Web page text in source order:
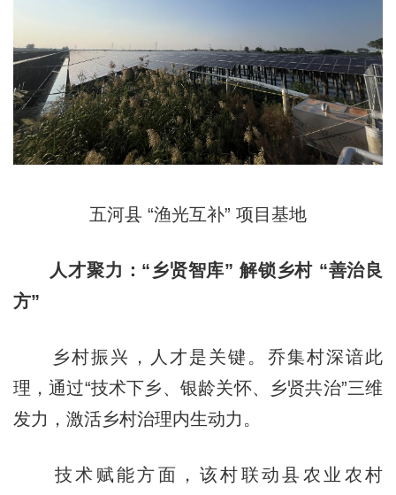
五河县 “渔光互补” 项目基地
人才聚力：“乡贤智库” 解锁乡村 “善治良
方”​
乡村振兴，人才是关键。乔集村深谙此
理，通过“技术下乡、银龄关怀、乡贤共治”三维
发力，激活乡村治理内生动力。​
技术赋能方面，该村联动县农业农村